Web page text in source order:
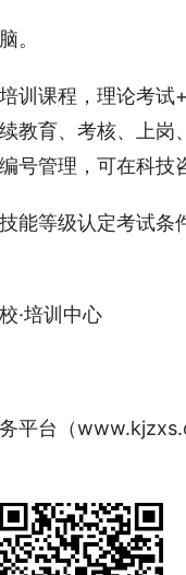
。
训课程，理论考
教育、考核、上
号管理，可在科技
能等级认定考试
·培训中心
平台（